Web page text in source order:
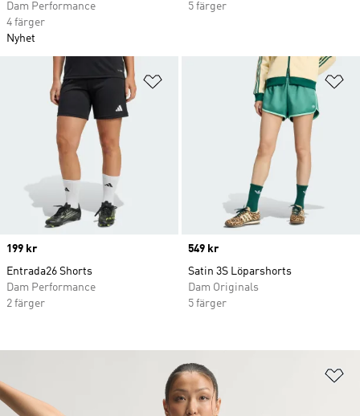
Dam Performance
4 färger
Nyhet
5 färger
Lägg till på önskelistan
Price
199 kr
Entrada26 Shorts
Dam Performance
2 färger
Price
549 kr
Satin 3S Löparshorts
Dam Originals
5 färger